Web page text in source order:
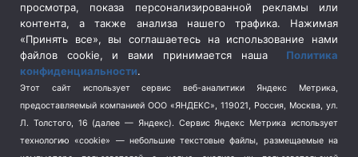
Социальная политика
(3)
Спецоперация в Украине
Спецоперация на Украине
(404)
Спорт (740)
Терроризм (1)
Транспорт (262)
просмотра, показа персонализированной рекламы или
контента, а также анализа нашего трафика. Нажимая
«Принять все», вы соглашаетесь на использование нами
файлов cookie, и вами принимается наша Политика
конфиденциальности.
Этот сайт использует сервис веб-аналитики Яндекс Метрика,
предоставляемый компанией ООО «ЯНДЕКС», 119021, Россия, Москва, ул.
Л. Толстого, 16 (далее — Яндекс). Сервис Яндекс Метрика использует
технологию «cookie» — небольшие текстовые файлы, размещаемые на